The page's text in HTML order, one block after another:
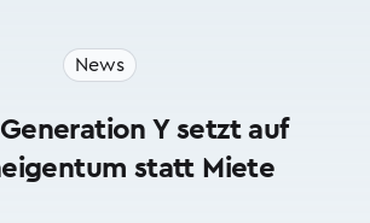
News
Generation Y setzt auf
statt Miete